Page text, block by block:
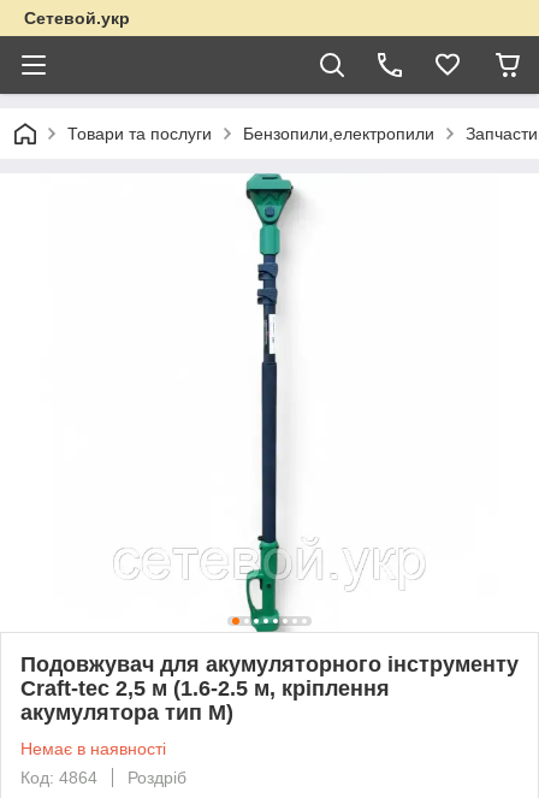
Сетевой.укр
Товари та послуги Бензопили,електропили
Подовжувач для акумуляторного інструменту
Craft-tec 2,5 м (1.6-2.5 м, кріплення
акумулятора тип М)
Немає в наявності
Код: 4864
Роздріб